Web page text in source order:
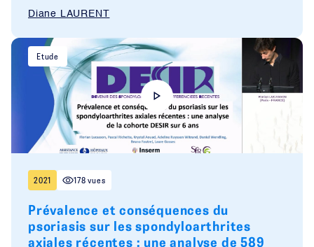
Diane LAURENT
Etude
2021 178 vues
Prévalence et conséquences du
psoriasis sur les spondyloarthrites
axiales récentes : une analyse de 589